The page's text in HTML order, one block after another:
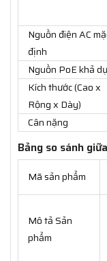
Nguồn điện AC
định
Nguồn PoE khả
Kích thước (Cao x
Rộng x Dày)
Cân nặng
Bảng so sánh
Mã sản phẩm
Mô tả Sản
phẩm